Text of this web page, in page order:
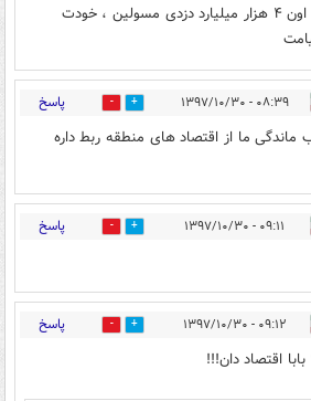
اون ۴ میلیارد تومن فدای اون ۴ هزار میلیارد دزدی مسولین ، خودت
۰۸:۳۹ - ۱۳۹۷/۱۰/۳۰ 7 پاسخ
ما از اقتصاد های منطقه ربط داره
۰۹:۱۱ - ۱۳۹۷/۱۰/۳۰ 6 پاسخ
۰۹:۱۲ - ۱۳۹۷/۱۰/۳۰ 33 پاسخ
اقتصاد دان!!!